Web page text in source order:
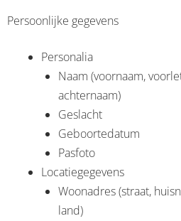
Persoonlijke gegevens
Personalia
Naam (voornaam,
achternaam)
Geslacht
Geboortedatum
Pasfoto
Locatiegegevens
Woonadres (straat,
land)